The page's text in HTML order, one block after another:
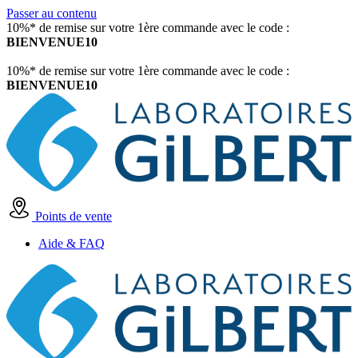
Passer au contenu
10%* de remise sur votre 1ère commande avec le code :
BIENVENUE10
10%* de remise sur votre 1ère commande avec le code :
BIENVENUE10
Points de vente
Aide & FAQ